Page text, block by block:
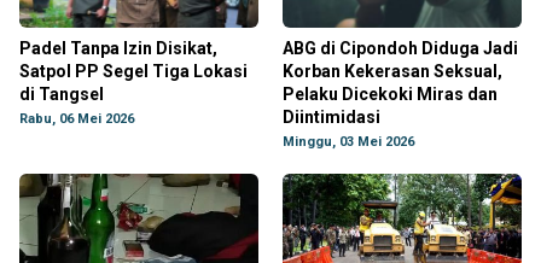
Padel Tanpa Izin Disikat,
Satpol PP Segel Tiga Lokasi
di Tangsel
Rabu, 06 Mei 2026
ABG di Cipondoh Diduga Jadi
Korban Kekerasan Seksual,
Pelaku Dicekoki Miras dan
Diintimidasi
Minggu, 03 Mei 2026